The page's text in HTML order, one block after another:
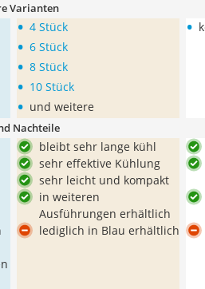
Varianten
• 4 Stück
• 6 Stück
• 8 Stück
• 10 Stück
• und weitere
•
Nachteile
bleibt sehr lange kühl
sehr effektive Kühlung
sehr leicht und kompakt
in weiteren
Ausführungen erhältlich
lediglich in Blau erhältlich